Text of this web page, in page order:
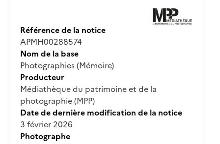
Référence de la notice
APMH00288574
Nom de la base
Photographies (Mémoire)
Producteur
Médiathèque du patrimoine et de la
photographie (MPP)
Date de dernière modification de la notice
3 février 2026
Photographe